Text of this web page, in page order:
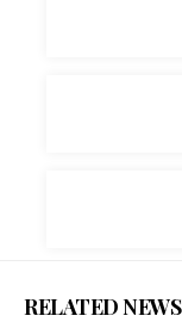
RELATED NEWS